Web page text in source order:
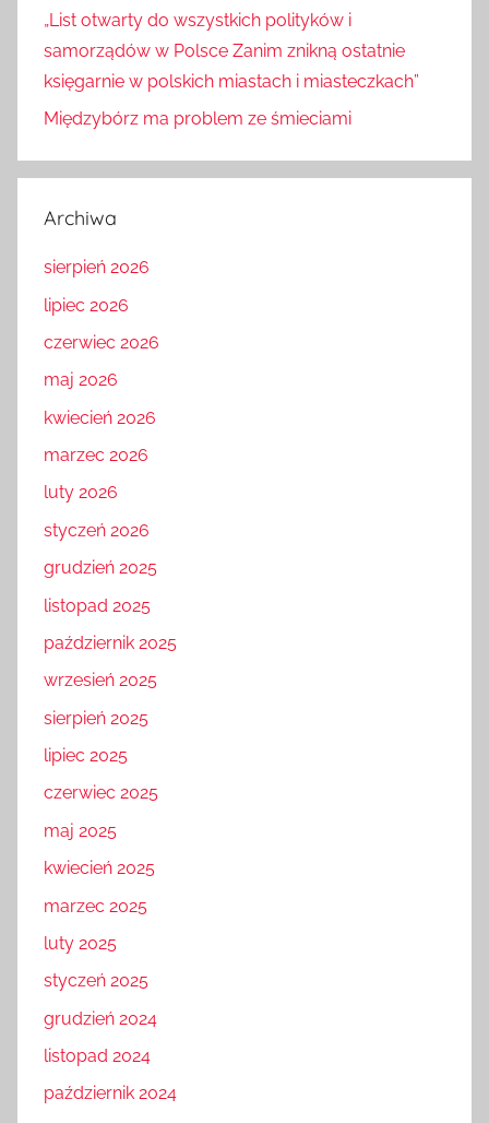
„List otwarty do wszystkich polityków i
samorządów w Polsce Zanim znikną ostatnie
księgarnie w polskich miastach i miasteczkach”
Międzybórz ma problem ze śmieciami
Archiwa
sierpień 2026
lipiec 2026
czerwiec 2026
maj 2026
kwiecień 2026
marzec 2026
luty 2026
styczeń 2026
grudzień 2025
listopad 2025
październik 2025
wrzesień 2025
sierpień 2025
lipiec 2025
czerwiec 2025
maj 2025
kwiecień 2025
marzec 2025
luty 2025
styczeń 2025
grudzień 2024
listopad 2024
październik 2024